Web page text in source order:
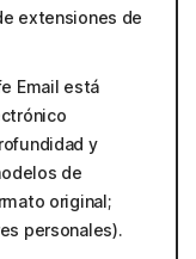
extensiones de
Email está
y
de
original;
personales).